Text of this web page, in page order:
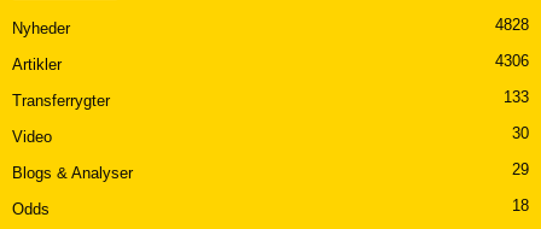
Nyheder 4828
Artikler 4306
Transferrygter 133
Video 30
Blogs & Analyser 29
Odds 18